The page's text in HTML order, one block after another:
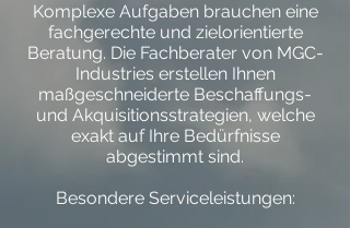
Komplexe Aufgaben brauchen eine
fachgerechte und zielorientierte
Beratung. Die Fachberater von MGC-
Industries erstellen Ihnen
maßgeschneiderte Beschaffungs-
und Akquisitionsstrategien, welche
exakt auf Ihre Bedürfnisse
abgestimmt sind.
Besondere Serviceleistungen: